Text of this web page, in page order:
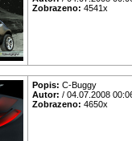
Zobrazeno: 4541x
Popis: C-Buggy
Autor: / 04.07.2008
Zobrazeno: 4650x